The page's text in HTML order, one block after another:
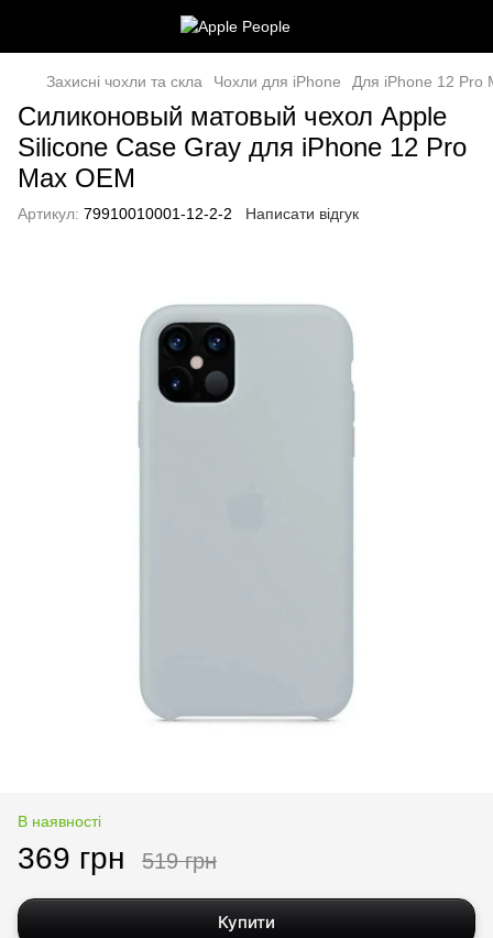
Захисні чохли та скла Чохли для iPhone Для iPhone 12 Pro
Силиконовый матовый чехол Apple
Silicone Case Gray для iPhone 12 Pro
Max OEM
Артикул: 79910010001-12-2-2 Написати відгук
В наявності
369 грн 519 грн
Купити